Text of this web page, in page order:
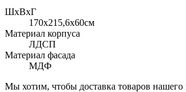
ШхВхГ
170x215,6х60см
Материал корпуса
ЛДСП
Материал фасада
МДФ
Мы хотим, чтобы доставка товаров нашего